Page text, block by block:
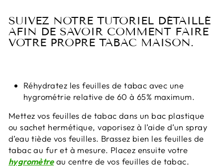
SUIVEZ NOTRE TUTORIEL DÉTAILLÉ
AFIN DE SAVOIR COMMENT FAIRE
VOTRE PROPRE TABAC MAISON.
Réhydratez les feuilles de tabac avec une
hygrométrie relative de 60 à 65% maximum.
Mettez vos feuilles de tabac dans un bac plastique
ou sachet hermétique, vaporisez à l’aide d’un spray
d’eau tiède vos feuilles. Brassez bien les feuilles de
tabac au fur et à mesure. Placez ensuite votre
hygromètreau centre de vos feuilles de tabac.